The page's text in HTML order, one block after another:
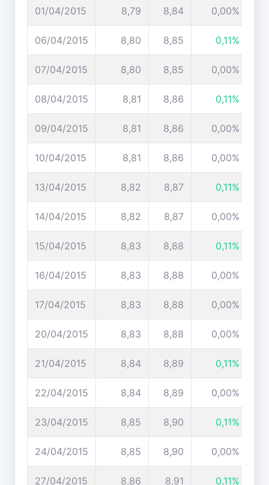
01/04/2015 8,79 8,84 0,00%
06/04/2015 8,80 8,85 0,11%
07/04/2015 8,80 8,85 0,00%
08/04/2015 8,81 8,86 0,11%
09/04/2015 8,81 8,86 0,00%
10/04/2015 8,81 8,86 0,00%
13/04/2015 8,82 8,87 0,11%
14/04/2015 8,82 8,87 0,00%
15/04/2015 8,83 8,88 0,11%
16/04/2015 8,83 8,88 0,00%
17/04/2015 8,83 8,88 0,00%
20/04/2015 8,83 8,88 0,00%
21/04/2015 8,84 8,89 0,11%
22/04/2015 8,84 8,89 0,00%
23/04/2015 8,85 8,90 0,11%
24/04/2015 8,85 8,90 0,00%
27/04/2015 8,86 8,91 0,11%